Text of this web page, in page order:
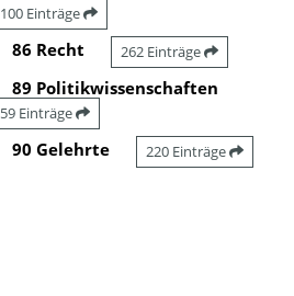
100 Einträge
86 Recht 262 Einträge
89 Politikwissenschaften
59 Einträge
90 Gelehrte 220 Einträge